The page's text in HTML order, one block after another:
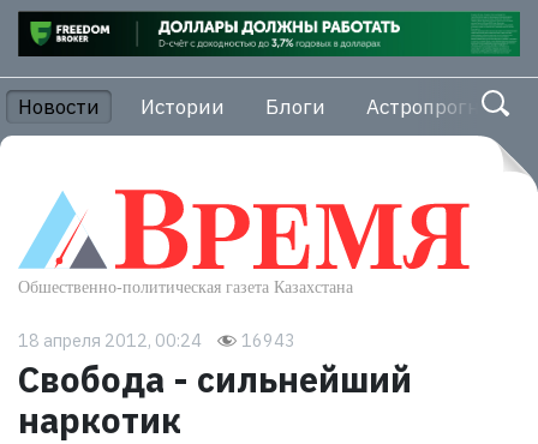
Новости Истории Блоги Астропрогноз
18 апреля 2012, 00:24 16943
Свобода - сильнейший
наркотик